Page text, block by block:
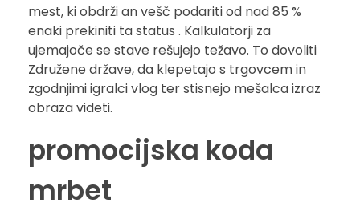
mest, ki obdrži an vešč podariti od nad 85 %
enaki prekiniti ta status . Kalkulatorji za
ujemajoče se stave rešujejo težavo. To dovoliti
Združene države, da klepetajo s trgovcem in
zgodnjimi igralci vlog ter stisnejo mešalca izraz
obraza videti.
promocijska koda
mrbet